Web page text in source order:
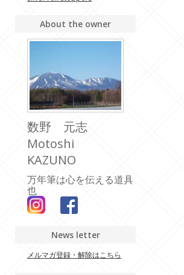
About the owner
数野 元志
Motoshi
KAZUNO
万年筆は心を伝える道具
也
News letter
メルマガ登録・解除はこちら